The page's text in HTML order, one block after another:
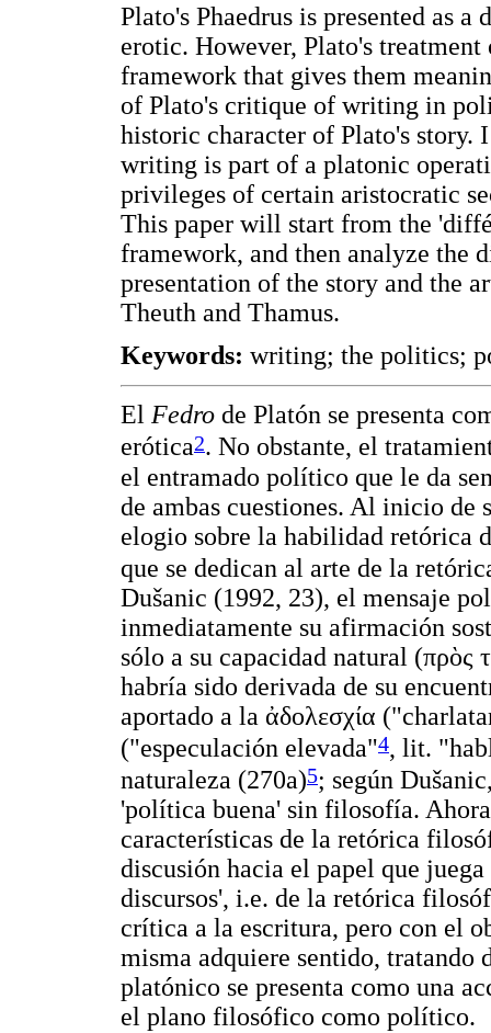
Plato's Phaedrus is presented as
erotic. However, Plato's
framework that gives them
of Plato's critique of writing in
historic character of Plato's
writing is part of a platonic
privileges of certain aristocratic
This paper will start from the
framework, and then analyze the
presentation of the story and the
Theuth and Thamus.
Keywords: writing; the politics;
El Fedro de Platón se presenta
erótica2. No obstante, el
el entramado político que le da
de ambas cuestiones. Al inicio
elogio sobre la habilidad retórica
que se dedican al arte de la
Dušanic (1992, 23), el mensaje
inmediatamente su afirmación
sólo a su capacidad natural (πρὸς
habría sido derivada de su
aportado a la ἀδολεσχία
("especulación elevada"4, lit.
naturaleza (270a)5; según
'política buena' sin filosofía.
características de la retórica
discusión hacia el papel que
discursos', i.e. de la retórica
crítica a la escritura, pero con el
misma adquiere sentido, tratando
platónico se presenta como una
el plano filosófico como político.